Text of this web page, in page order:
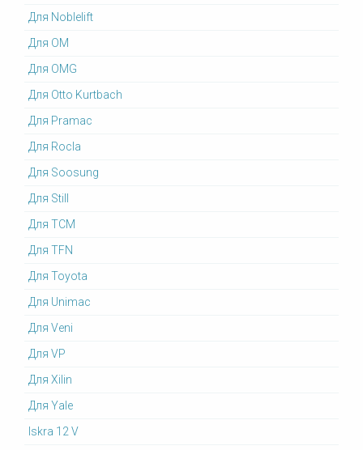
Для Noblelift
Для OM
Для OMG
Для Otto Kurtbach
Для Pramac
Для Rocla
Для Soosung
Для Still
Для TCM
Для TFN
Для Toyota
Для Unimac
Для Veni
Для VP
Для Xilin
Для Yale
Iskra 12 V